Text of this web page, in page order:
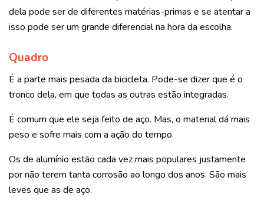
dela pode ser de diferentes matérias-primas e se atentar a
isso pode ser um grande diferencial na hora da escolha.
Quadro
É a parte mais pesada da bicicleta. Pode-se dizer que é o
tronco dela, em que todas as outras estão integradas.
É comum que ele seja feito de aço. Mas, o material dá mais
peso e sofre mais com a ação do tempo.
Os de alumínio estão cada vez mais populares justamente
por não terem tanta corrosão ao longo dos anos. São mais
leves que as de aço.